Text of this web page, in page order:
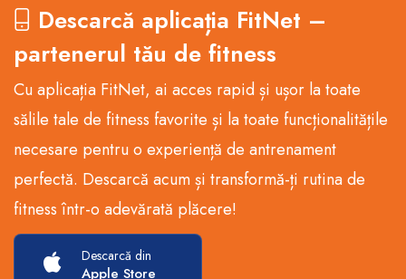
Descarcă aplicația FitNet –
partenerul tău de fitness
Cu aplicația FitNet, ai acces rapid și ușor la toate
sălile tale de fitness favorite și la toate funcționalitățile
necesare pentru o experiență de antrenament
perfectă. Descarcă acum și transformă-ți rutina de
fitness într-o adevărată plăcere!
Descarcă din
Apple Store